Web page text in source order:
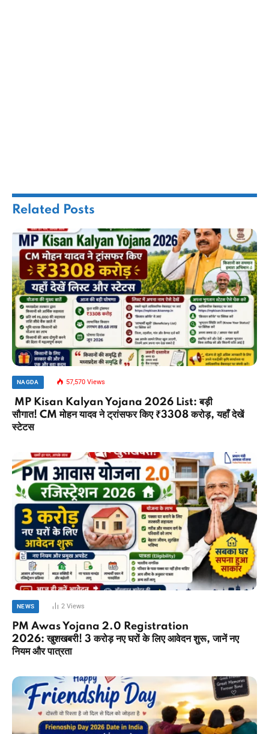
Related Posts
NAGDA 57,570 Views
MP Kisan Kalyan Yojana 2026 List: बड़ी
सौगात! CM मोहन यादव ने ट्रांसफर किए ₹3308 करोड़, यहाँ देखें
स्टेटस
NEWS 2Views
PM Awas Yojana 2.0 Registration
2026: खुशखबरी! 3 करोड़ नए घरों के लिए आवेदन शुरू, जानें नए
नियम और पात्रता